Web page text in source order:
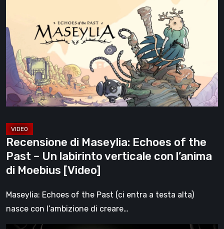
Echoes
of
the
Past
–
Un
verticale
con
l’anima
di
Recensione di Maseylia: Echoes of the
Past – Un labirinto verticale con l’anima
di Moebius [Video]
Maseylia: Echoes of the Past (ci entra a testa alta)
nasce con l’ambizione di creare…